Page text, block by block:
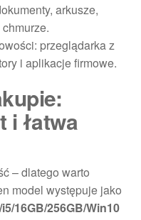
arkusze,
przeglądarka z
i aplikacje firmowe.
i łatwa
– dlatego warto
model występuje jako
16GB/256GB/Win10